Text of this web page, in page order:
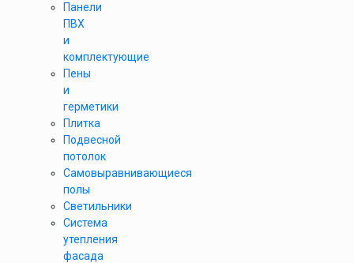
Панели
ПВХ
и
комплектующие
Пены
и
герметики
Плитка
Подвесной
потолок
Самовыравнивающиеся
полы
Светильники
Система
утепления
фасада